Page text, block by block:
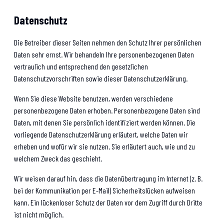
Datenschutz
Die Betreiber dieser Seiten nehmen den Schutz Ihrer persönlichen
Daten sehr ernst. Wir behandeln Ihre personenbezogenen Daten
vertraulich und entsprechend den gesetzlichen
Datenschutzvorschriften sowie dieser Datenschutzerklärung.
Wenn Sie diese Website benutzen, werden verschiedene
personenbezogene Daten erhoben. Personenbezogene Daten sind
Daten, mit denen Sie persönlich identifiziert werden können. Die
vorliegende Datenschutzerklärung erläutert, welche Daten wir
erheben und wofür wir sie nutzen. Sie erläutert auch, wie und zu
welchem Zweck das geschieht.
Wir weisen darauf hin, dass die Datenübertragung im Internet (z. B.
bei der Kommunikation per E-Mail) Sicherheitslücken aufweisen
kann. Ein lückenloser Schutz der Daten vor dem Zugriff durch Dritte
ist nicht möglich.